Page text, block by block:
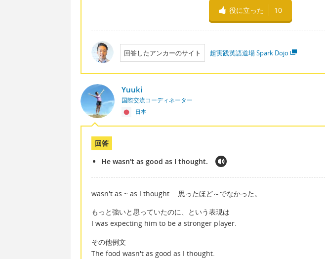
役に立った 10
回答したアンカーのサイト 超実践英語道場 Spark Dojo
Yuuki
国際交流コーディネーター
日本
回答
He wasn't as good as I thought.
wasn't as ~ as I thought 思ったほど～でなかった。
もっと強いと思っていたのに、という表現は
I was expecting him to be a stronger player.
その他例文
The food wasn't as good as I thought.